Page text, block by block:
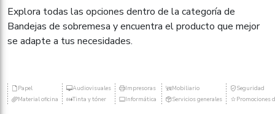
Explora todas las opciones dentro de la categoría de
Bandejas de sobremesa y encuentra el producto que mejor
se adapte a tus necesidades.
Papel
Material oficina
Audiovisuales
Tinta y tóner
Impresoras
Informática
Mobiliario
Servicios generales
Seguridad
Promociones